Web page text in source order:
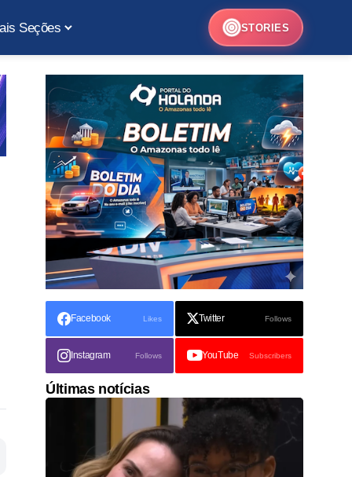
Seções STORIES
Facebook Likes Twitter Follows
Instagram Follows YouTube Subscribers
Últimas notícias